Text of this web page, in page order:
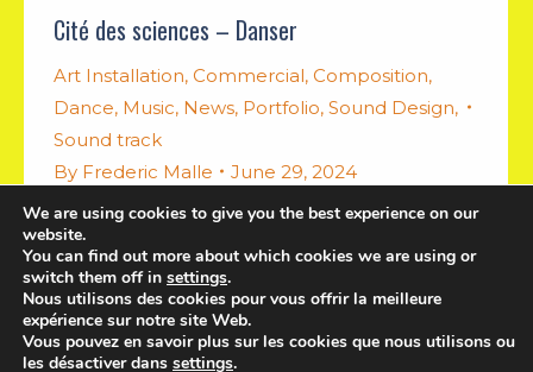
Cité des sciences – Danser
Art Installation, Commercial, Composition,
Dance, Music, News, Portfolio, Sound Design,
Sound track
By Frederic Malle June 29, 2024
original music for installation
We are using cookies to give you the best experience on our
website.
You can find out more about which cookies we are using or
switch them off in settings.
Nous utilisons des cookies pour vous offrir la meilleure
expérience sur notre site Web.
Vous pouvez en savoir plus sur les cookies que nous utilisons ou
les désactiver dans settings.